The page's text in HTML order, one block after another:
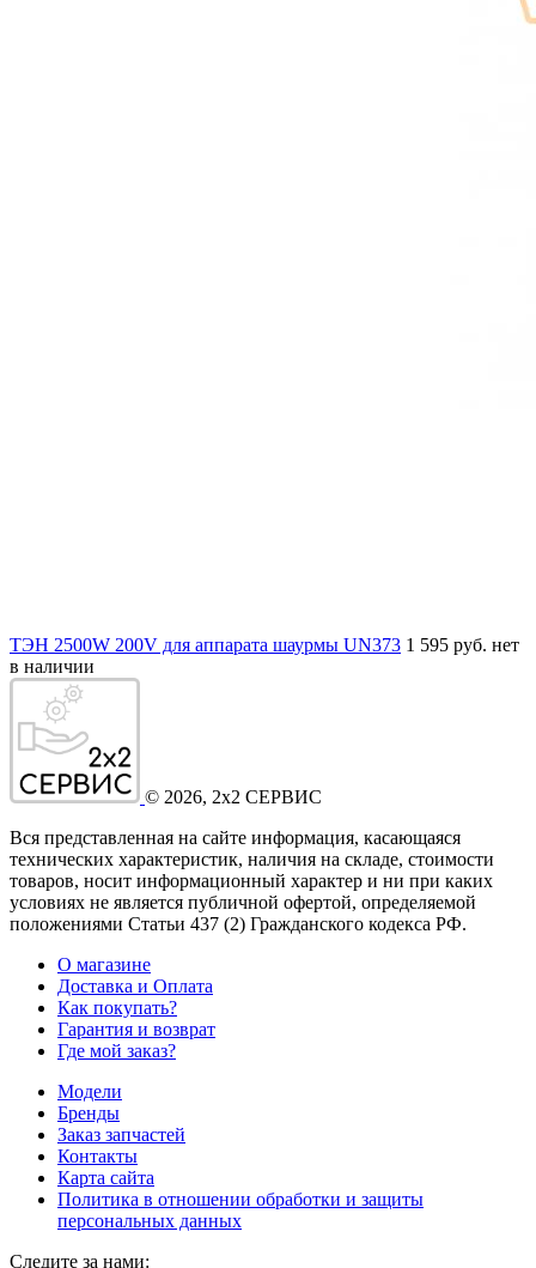
ТЭН 2500W 200V для аппарата шаурмы UN373 1 595 руб. нет
в наличии
© 2026, 2x2 СЕРВИС
Вся представленная на сайте информация, касающаяся
технических характеристик, наличия на складе, стоимости
товаров, носит информационный характер и ни при каких
условиях не является публичной офертой, определяемой
положениями Статьи 437 (2) Гражданского кодекса РФ.
О магазине
Доставка и Оплата
Как покупать?
Гарантия и возврат
Где мой заказ?
Модели
Бренды
Заказ запчастей
Контакты
Карта сайта
Политика в отношении обработки и защиты
персональных данных
Следите за нами: